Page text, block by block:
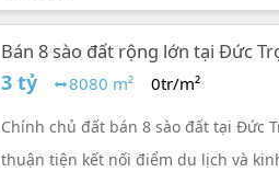
Bán 8 sào đất rộng lớn tại Đức
3 tỷ 8080 m² 0tr/m²
Chính chủ đất bán 8 sào đất tại Đức
thuận tiện kết nối điểm du lịch và